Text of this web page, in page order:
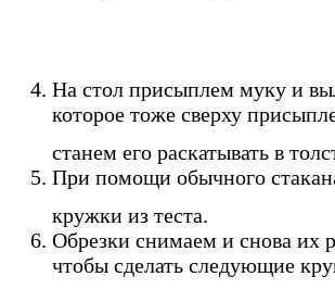
На стол присыплем муку и
которое тоже сверху
станем его раскатывать в
При помощи обычного
кружки из теста.
Обрезки снимаем и снова их
чтобы сделать следующие